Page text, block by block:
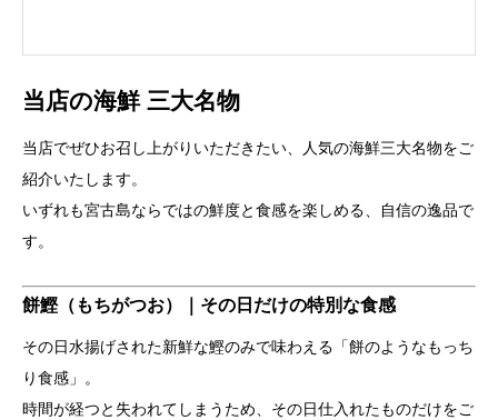
当店の海鮮 三大名物
当店でぜひお召し上がりいただきたい、人気の海鮮三大名物をご
紹介いたします。
いずれも宮古島ならではの鮮度と食感を楽しめる、自信の逸品で
す。
餅鰹（もちがつお）｜その日だけの特別な食感
その日水揚げされた新鮮な鰹のみで味わえる「餅のようなもっち
り食感」。
時間が経つと失われてしまうため、その日仕入れたものだけをご